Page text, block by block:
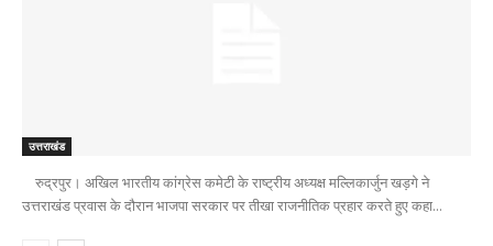
उत्तराखंड
रुद्रपुर। अखिल भारतीय कांग्रेस कमेटी के राष्ट्रीय अध्यक्ष मल्लिकार्जुन खड़गे ने
उत्तराखंड प्रवास के दौरान भाजपा सरकार पर तीखा राजनीतिक प्रहार करते हुए कहा...